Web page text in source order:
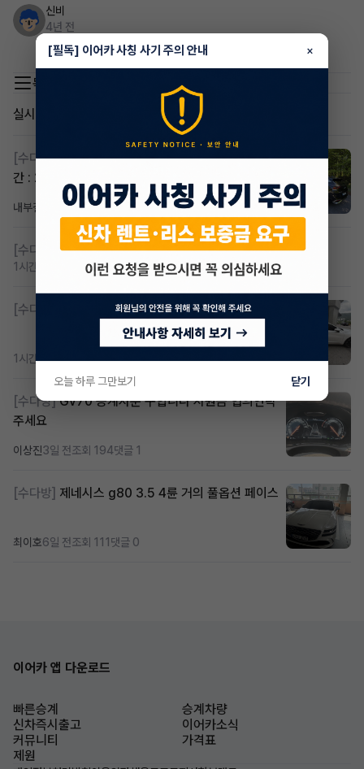
신비
4년 전
타실차를찾는건가요?
목록 이동
실시간 인기글
[수다방] 스포티지하이브리드 승계합니다(잔여렌트기
간 : 26개월)
내부결재 1일 전조회 834 댓글 1
[수다방] 저신용 무심사 or 신차 렌트 찾으시는분!!
1시간 전 조회 435댓글 2
[수다방] K8 하이브리드 (풀옵션) 758,780원
1시간 전조회 391댓글 3
[수다방] Gv70 승계자분 구합니다 지원금 협의연락
주세요
이상진3일 전조회 194댓글 1
[수다방] 제네시스 g80 3.5 4륜 거의 풀옵션 페이스
최이호6일 전조회 111 댓글 0
이어카 앱 다운로드
빠른승계
승계차량
신차즉시출고
이어카소식
커뮤니티
가격표
제원
[필독] 이어카 사칭 사기 주의 안내 ×
오늘 하루 그만보기 닫기